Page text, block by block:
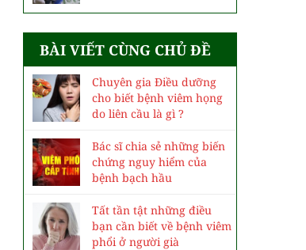
BÀI VIẾT CÙNG CHỦ ĐỀ
Chuyên gia Điều dưỡng
cho biết bệnh viêm họng
do liên cầu là gì ?
Bác sĩ chia sẻ những biến
chứng nguy hiểm của
bệnh bạch hầu
Tất tần tật những điều
bạn cần biết về bệnh viêm
phổi ở người già